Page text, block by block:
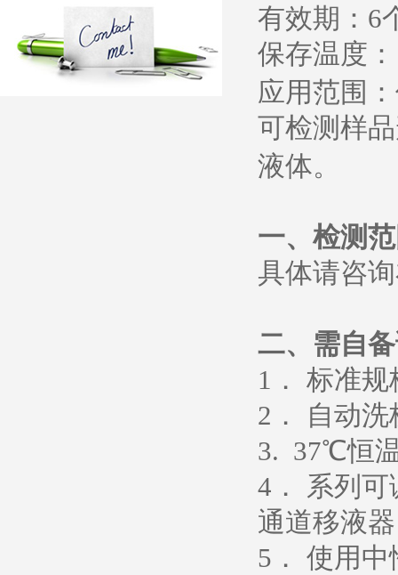
有效期： 6
保存温度 ：
应用范围
可检测样
液体。
一、检测
具体请咨
二、需自
1 ． 标准
2 ． 自动
3. 37℃恒
4 ． 系列
通道移液
5 ． 使用中